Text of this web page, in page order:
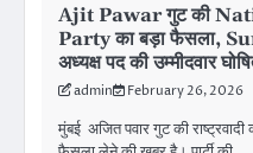
Ajit Pawar गुट की
Party का बड़ा फैसला,
अध्यक्ष पद की उम्मीदवार
admin February 26, 2026
मुंबई अजित पवार गुट की